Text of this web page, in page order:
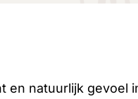
natuurlijk gevoel